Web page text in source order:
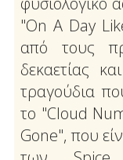
"On A Day
από τους
δεκαετίας
τραγούδια
το "Cloud
Gone", που